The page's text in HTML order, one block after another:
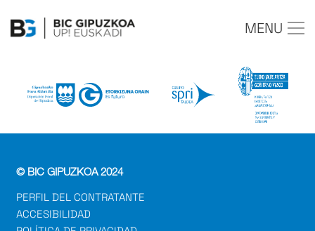
MENU
© BIC GIPUZKOA 2024
PERFIL DEL CONTRATANTE
ACCESIBILIDAD